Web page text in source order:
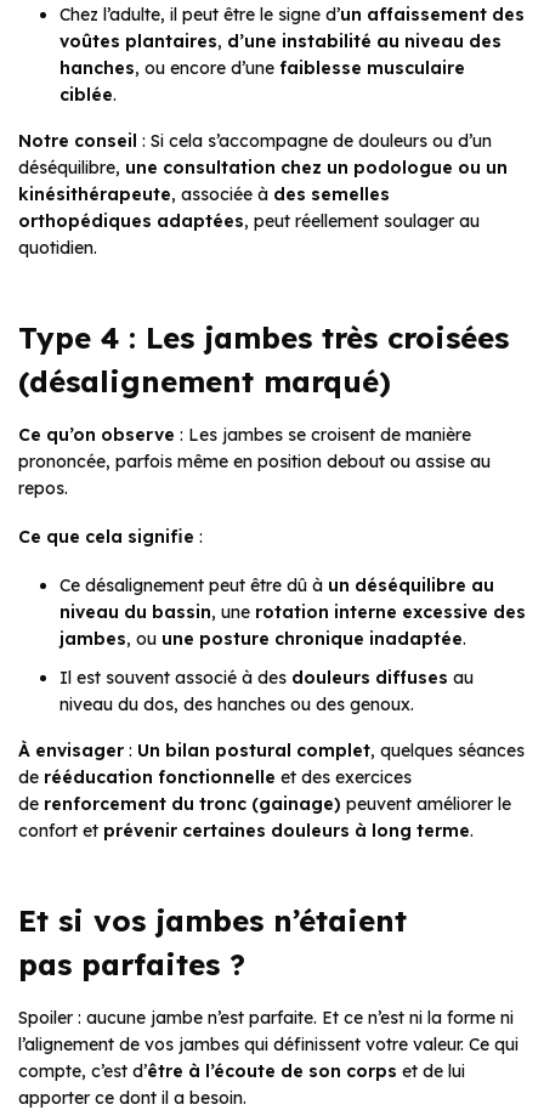
Chez l’adulte, il peut être le signe d’un affaissement des
voûtes plantaires, d’une instabilité au niveau des
hanches, ou encore d’une faiblesse musculaire
ciblée.
Notre conseil : Si cela s’accompagne de douleurs ou d’un
déséquilibre, une consultation chez un podologue ou un
kinésithérapeute, associée à des semelles
orthopédiques adaptées, peut réellement soulager au
quotidien.
Type 4 : Les jambes très croisées
(désalignement marqué)
Ce qu’on observe : Les jambes se croisent de manière
prononcée, parfois même en position debout ou assise au
repos.
Ce que cela signifie :
Ce désalignement peut être dû à un déséquilibre au
niveau du bassin, une rotation interne excessive des
jambes, ou une posture chronique inadaptée.
Il est souvent associé à des douleurs diffuses au
niveau du dos, des hanches ou des genoux.
À envisager : Un bilan postural complet, quelques séances
de rééducation fonctionnelle et des exercices
de renforcement du tronc (gainage) peuvent améliorer le
confort et prévenir certaines douleurs à long terme.
Et si vos jambes n’étaient
pas parfaites ?
Spoiler : aucune jambe n’est parfaite. Et ce n’est ni la forme ni
l’alignement de vos jambes qui définissent votre valeur. Ce qui
compte, c’est d’être à l’écoute de son corps et de lui
apporter ce dont il a besoin.